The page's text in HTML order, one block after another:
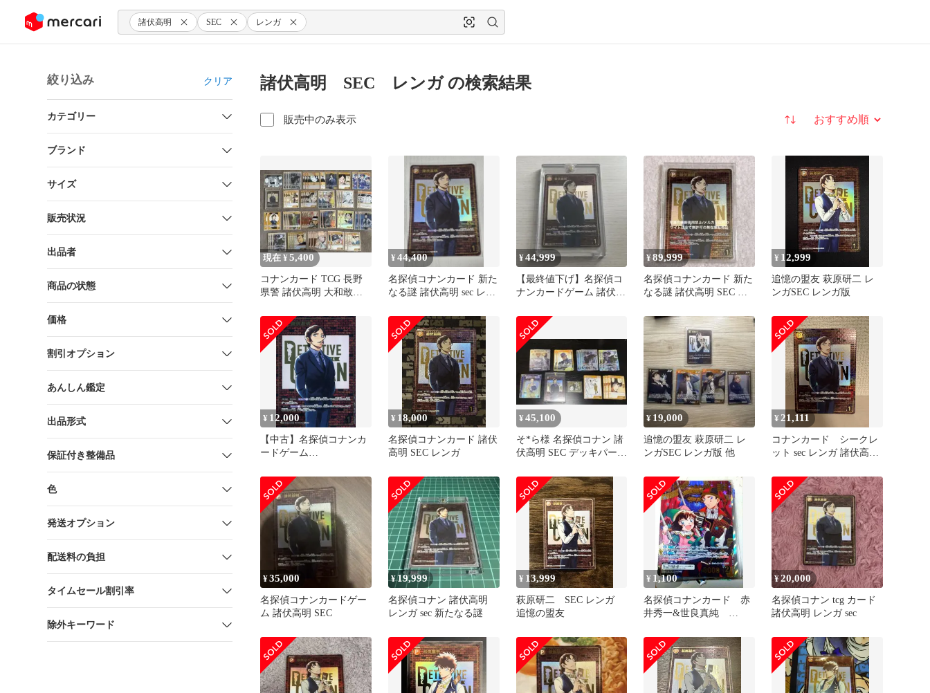
ツにスキップ 諸伏高明 SEC レンガ
絞り込み クリア
カテゴリー
ブランド
サイズ
販売状況
出品者
商品の状態
価格
割引オプション
あんしん鑑定
出品形式
保証付き整備品
色
発送オプション
配送料の負担
タイムセール割引率
除外キーワード
諸伏高明 SEC レンガ の検索結果
販売中のみ表示 並び替え
現在 ¥5,400
コナンカード TCG 長野
県警 諸伏高明 大和敢助
¥44,400
名探偵コナンカード 新た
なる謎 諸伏高明 sec レン
¥44,999
【最終値下げ】名探偵コ
ナンカードゲーム 諸伏高
¥89,999
名探偵コナンカード 新た
なる謎 諸伏高明 SEC レ
¥ 12,999
追憶の盟友 萩原研二 レ
ンガSEC レンガ版
¥ 12,000
【中古】名探偵コナンカ
ードゲーム
高明(レンガ版)
¥ 18,000
名探偵コナンカード 諸伏
高明 SEC レンガ
¥45,100
そ*ら様 名探偵コナン 諸
伏高明 SEC デッキパーツ
¥ 19,000
追憶の盟友 萩原研二 レ
ンガSEC レンガ版 他
¥ 21,111
コナンカード シークレ
ット sec レンガ 諸伏高
¥35,000
名探偵コナンカードゲー
ム 諸伏高明 SEC
¥19,999
名探偵コナン 諸伏高明
レンガ sec 新たなる謎
¥ 13,999
萩原研二 SEC レンガ
追憶の盟友
¥ 1,100
名探偵コナンカード 赤
井秀一&世良真純
¥20,000
名探偵コナン tcg カード
諸伏高明 レンガ sec